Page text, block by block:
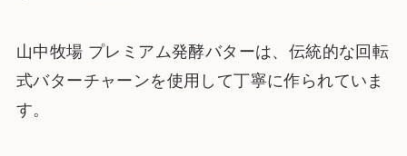
山中牧場 プレミアム発酵バターは、伝統的な回転
式バターチャーンを使用して丁寧に作られていま
す。